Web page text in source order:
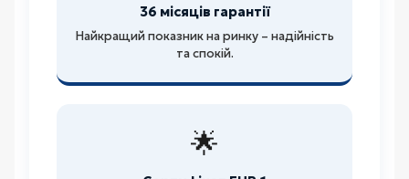
36 місяців гарантії
Найкращий показник на ринку – надійність
та спокій.
🌟